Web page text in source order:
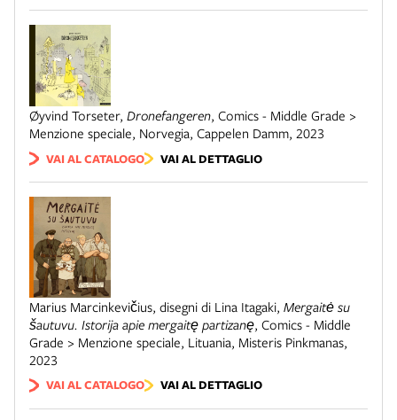
Øyvind Torseter, Dronefangeren, Comics - Middle Grade >
Menzione speciale, Norvegia, Cappelen Damm, 2023
VAI AL CATALOGO VAI AL DETTAGLIO
Marius Marcinkevičius, disegni di Lina Itagaki, Mergaitė su
šautuvu. Istorija apie mergaitę partizanę, Comics - Middle
Grade > Menzione speciale, Lituania, Misteris Pinkmanas,
2023
VAI AL CATALOGO VAI AL DETTAGLIO